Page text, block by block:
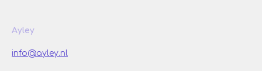
Ayley
info@ayley.nl